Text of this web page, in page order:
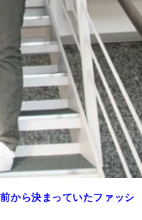
から決まっていたファッシ